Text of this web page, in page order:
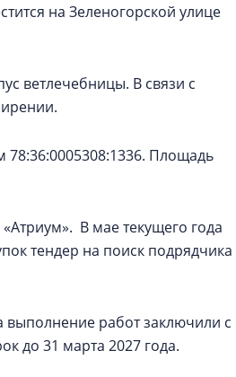
на Зеленогорской улице
ветлечебницы. В связи с
78:36:0005308:1336. Площадь
В мае текущего года
тендер на поиск подрядчика
выполнение работ заключили с
до 31 марта 2027 года.